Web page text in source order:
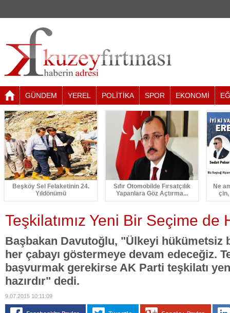
GÜNDEM YEREL POLİTİKA SPOR EKONOMİ
Beşköy Sel Felaketinin 24.
Yıldönümü
Sıfır Otomobilde Fırsatçılık
Yapanlara Göz Açtırma...
Ne
Teşkilatımız Yeni Bir Seçime de
Başbakan Davutoğlu, "Ülkeyi hükümetsiz
her çabayı göstermeye devam edeceğiz.
başvurmak gerekirse AK Parti teşkilatı
hazırdır" dedi.
9.07.2015 10:11:09